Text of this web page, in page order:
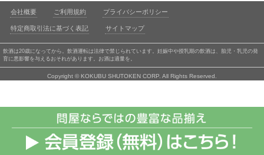
会社概要 ご利用規約 プライバシーポリシー
特定商取引法に基づく表記 サイトマップ
飲酒は20歳になってから。飲酒運転は法律で禁じられています。妊娠中や授乳期の飲酒は、胎児・乳児の発
育に悪影響を与えるおそれがあります。お酒は適量を。
Copyright © KOKUBU SHUTOKEN CORP. All Rights Reserved.